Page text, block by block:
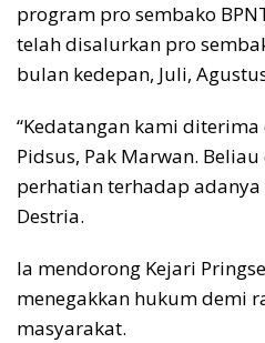
program pro sembako
telah disalurkan pro
bulan kedepan, Juli,
“Kedatangan kami
Pidsus, Pak Marwan.
perhatian terhadap adanya
Destria.
Ia mendorong Kejari
menegakkan hukum demi
masyarakat.